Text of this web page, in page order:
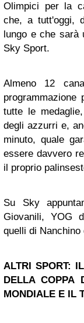
Olimpici per la
che, a tutt'oggi,
lungo e che sarà
Sky Sport.
Almeno 12
tutte le
degli azzurri e,
minuto, quale
essere davvero
il proprio
Su Sky
Giovanili, YOG
quelli di Nanchino
ALTRI SPORT:
DELLA COPPA
MONDIALE E IL